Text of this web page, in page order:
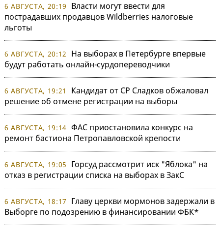
6 АВГУСТА, 20:19
Власти могут ввести для
пострадавших продавцов Wildberries налоговые
льготы
6 АВГУСТА, 20:12
На выборах в Петербурге впервые
будут работать онлайн-сурдопереводчики
6 АВГУСТА, 19:21
Кандидат от СР Сладков обжаловал
решение об отмене регистрации на выборы
6 АВГУСТА, 19:14 ФАС приостановила конкурс на
ремонт бастиона Петропавловской крепости
6 АВГУСТА, 19:05
Горсуд рассмотрит иск "Яблока" на
отказ в регистрации списка на выборах в ЗакС
6 АВГУСТА, 18:17
Главу церкви мормонов задержали в
Выборге по подозрению в финансировании ФБК*